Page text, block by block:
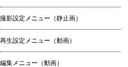
撮影設定メニュー（静止画）
再生設定メニュー（動画）
編集メニュー（動画）